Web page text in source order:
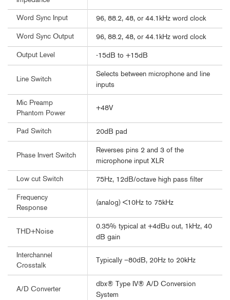
Word Sync Input 96, 88.2, 48, or 44.1kHz word clock
Word Sync Output 96, 88.2, 48, or 44.1kHz word clock
Output Level -15dB to +15dB
Line Switch
Selects between microphone and line
inputs
Mic Preamp
Phantom Power
+48V
Pad Switch 20dB pad
Phase Invert Switch
Reverses pins 2 and 3 of the
microphone input XLR
Low cut Switch 75Hz, 12dB/octave high pass filter
Frequency
Response
(analog) <10Hz to 75kHz
THD+Noise
0.35% typical at +4dBu out, 1kHz, 40
dB gain
Interchannel
Crosstalk
Typically –80dB, 20Hz to 20kHz
A/D Converter
dbx® Type IV® A/D Conversion
System